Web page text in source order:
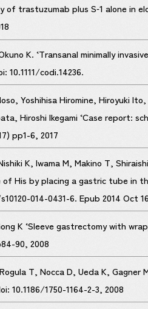
trastuzumab plus S‑1 alone in
K. ‘Transanal minimally
codi.14236.
Yoshihisa Hiromine, Hiroyuki
Hiroshi Ikegami ‘Case report:
pp1-6, 2017
K, Iwama M, Makino T,
His by placing a gastric tube in
014-0431-6. Epub 2014 Oct
K ‘Sleeve gastrectomy with
90, 2008
T, Nocca D, Ueda K,
10.1186/1750-1164-2-3, 2008